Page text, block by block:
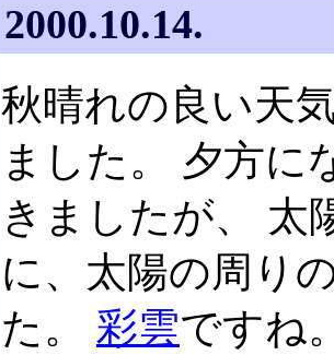
2000.10.14.
秋晴れの良い天
ました。 夕方に
きましたが、 太
に、太陽の周り
た。 彩雲ですね